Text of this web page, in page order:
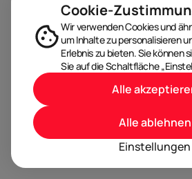
Cookie-
Wir verwenden Cookies und
um Inhalte zu personalisieren
Erlebnis zu bieten. Sie können
Sie auf die Schaltfläche
Einstellungen
Alle ablehnen
Alle